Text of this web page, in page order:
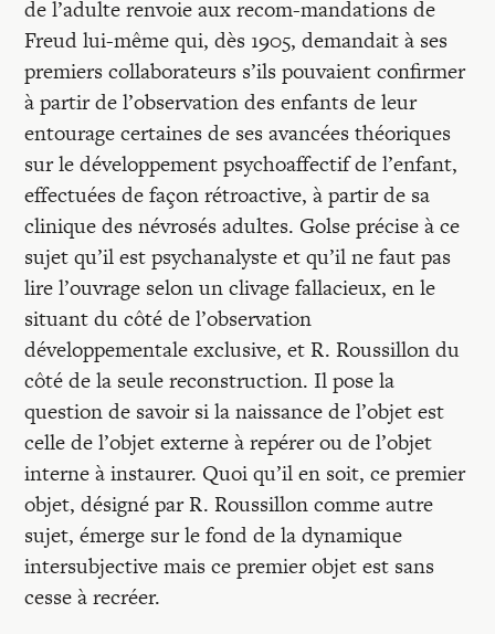
de l’adulte renvoie aux recom-mandations de
Freud lui-même qui, dès 1905, demandait à ses
premiers collaborateurs s’ils pouvaient confirmer
à partir de l’observation des enfants de leur
entourage certaines de ses avancées théoriques
sur le développement psychoaffectif de l’enfant,
effectuées de façon rétroactive, à partir de sa
clinique des névrosés adultes. Golse précise à ce
sujet qu’il est psychanalyste et qu’il ne faut pas
lire l’ouvrage selon un clivage fallacieux, en le
situant du côté de l’observation
développementale exclusive, et R. Roussillon du
côté de la seule reconstruction. Il pose la
question de savoir si la naissance de l’objet est
celle de l’objet externe à repérer ou de l’objet
interne à instaurer. Quoi qu’il en soit, ce premier
objet, désigné par R. Roussillon comme autre
sujet, émerge sur le fond de la dynamique
intersubjective mais ce premier objet est sans
cesse à recréer.